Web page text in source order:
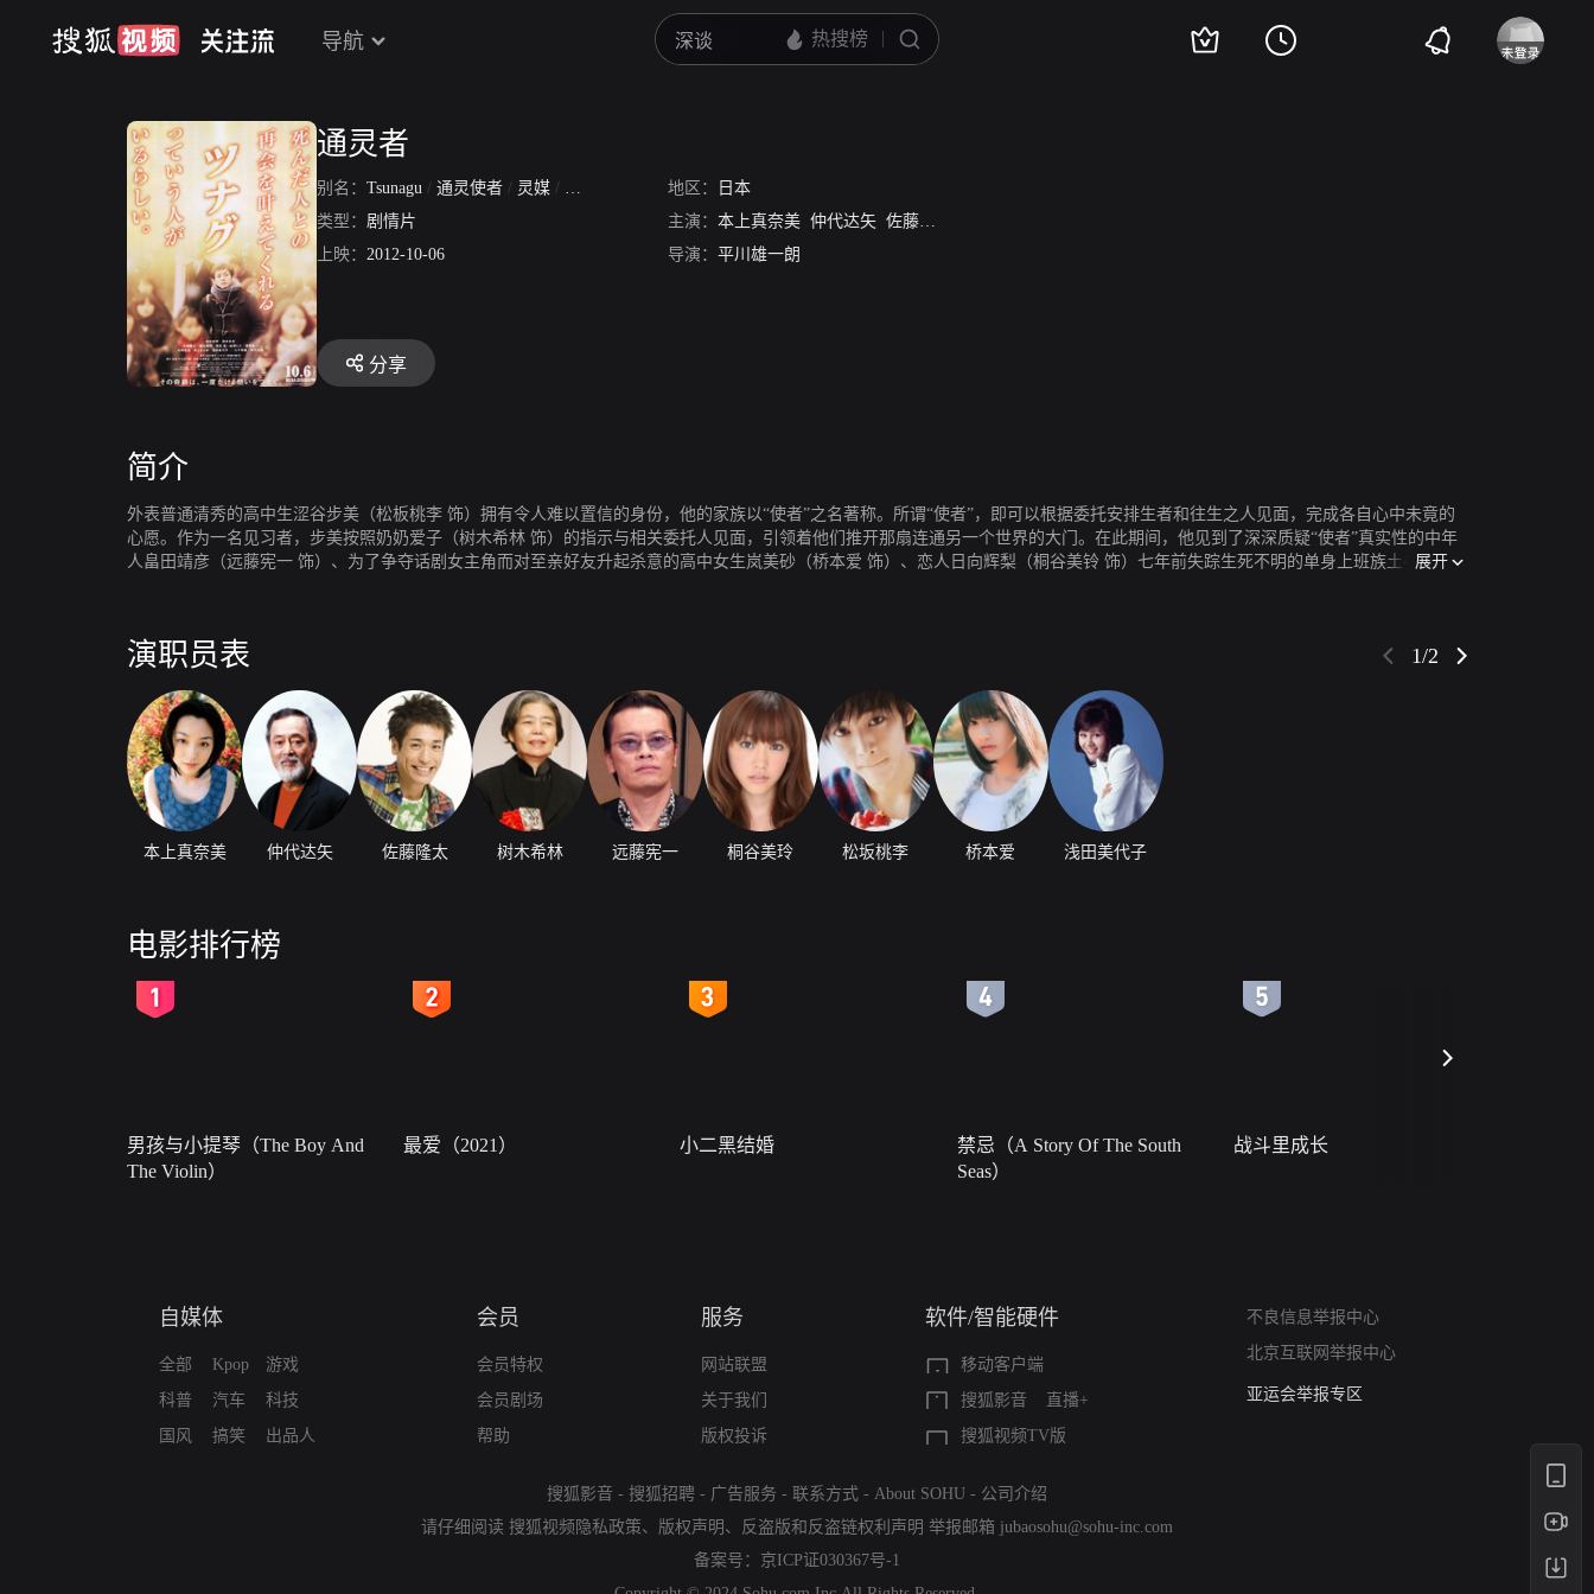
导航
通灵者
别名： Tsunagu / 通灵使者 / 灵媒 / 使者 地区：
日本
类型： 剧情片 主演： 本上真奈美 仲代达矢 佐藤隆太
上映： 2012-10-06 导演： 平川雄一朗
分享
简介
外表普通清秀的高中生涩谷步美（松板桃李 饰）拥有令人难以置信的身份，他的家族以“使者”之名著称。所谓“使者”，即可以根据委托安排生者和往生之人见面，完成各自心中未竟的
心愿。作为一名见习者，步美按照奶奶爱子（树木希林 饰）的指示与相关委托人见面，引领着他们推开那扇连通另一个世界的大门。在此期间，他见到了深深质疑“使者”真实性的中年
人畠田靖彦（远藤宪一 饰）、为了争夺话剧女主角而对至亲好友升起杀意的高中女生岚美砂（桥本爱 饰）、恋人日向辉梨（桐谷美铃 饰）七年前失踪生死不明的单身上班族土谷功一
展开
演职员表 1/2
本上真奈美 仲代达矢 佐藤隆太 树木希林 远藤宪一 桐谷美玲 松坂桃李 桥本爱 浅田美代子
电影排行榜
男孩与小提琴（The Boy And
The Violin）
最爱（2021） 小二黑结婚
禁忌（A Story Of The South
Seas）
战斗里成长
自媒体
全部
科普
国风
Kpop
汽车
搞笑
游戏
科技
出品人
会员
会员特权
会员剧场
帮助
服务
网站联盟
关于我们
版权投诉
软件/智能硬件
移动客户端
搜狐影音
直播+
搜狐视频TV版
不良信息举报中心
北京互联网举报中心
算法推荐专项举报
亚运会举报专区
搜狐影音 - 搜狐招聘 - 广告服务 - 联系方式 - About SOHU - 公司介绍
请仔细阅读 搜狐视频隐私政策、 版权声明 、 反盗版和反盗链权利声明 举报邮箱 jubaosohu@sohu-inc.com
备案号： 京ICP证030367号-1